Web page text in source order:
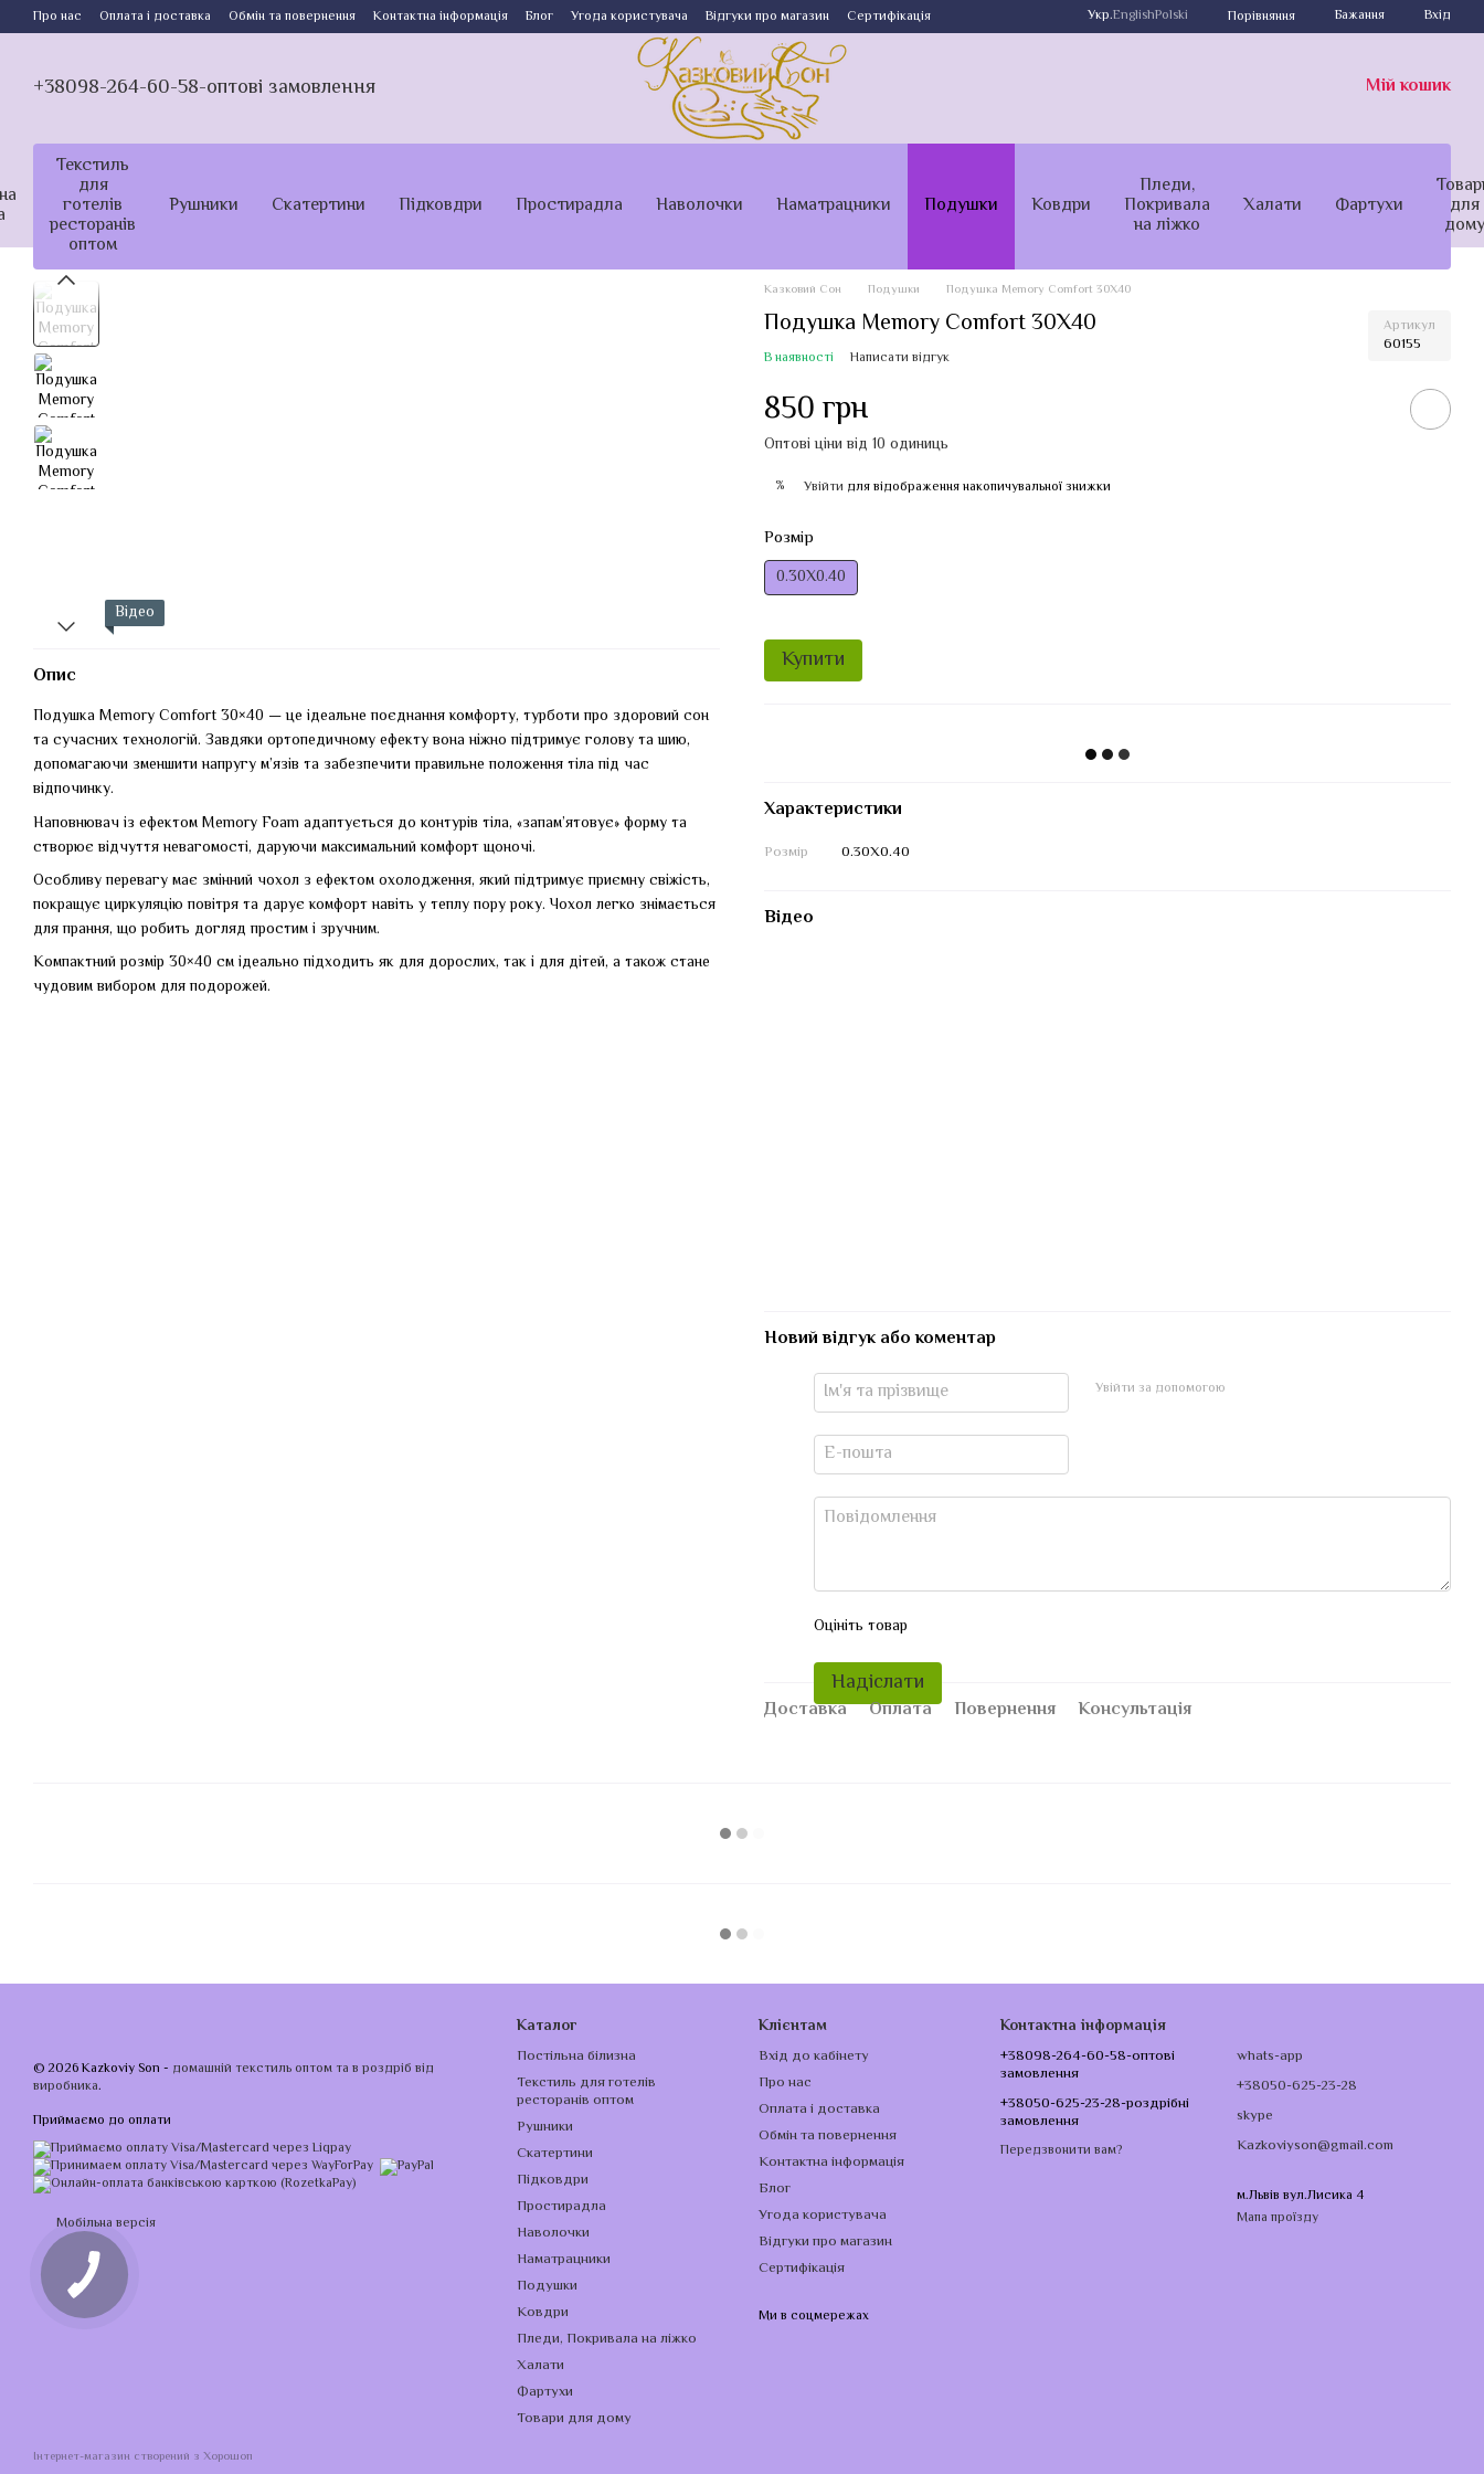
Перейти до основного контенту
Про нас Оплата і доставка Обмін та повернення Контактна інформація Блог Угода користувача Відгуки про магазин Сертифікація Укр.EnglishPolski Порівняння Бажання Вхід
+38098-264-60-58-оптові замовлення Мій кошик
Текстиль
для
готелів
ресторанів
оптом
Рушники Скатертини Підковдри Простирадла Наволочки Наматрацники Подушки Ковдри
Пледи,
Покривала
на ліжко
Халати Фартухи для
дому
Відео
Опис
Подушка Memory Comfort 30×40 — це ідеальне поєднання комфорту, турботи про здоровий сон
та сучасних технологій. Завдяки ортопедичному ефекту вона ніжно підтримує голову та шию,
допомагаючи зменшити напругу м’язів та забезпечити правильне положення тіла під час
відпочинку.
Наповнювач із ефектом Memory Foam адаптується до контурів тіла, «запам’ятовує» форму та
створює відчуття невагомості, даруючи максимальний комфорт щоночі.
Особливу перевагу має змінний чохол з ефектом охолодження, який підтримує приємну свіжість,
покращує циркуляцію повітря та дарує комфорт навіть у теплу пору року. Чохол легко знімається
для прання, що робить догляд простим і зручним.
Компактний розмір 30×40 см ідеально підходить як для дорослих, так і для дітей, а також стане
чудовим вибором для подорожей.
Казковий Сон Подушки Подушка Memory Comfort 30Х40
Подушка Memory Comfort 30Х40 Артикул
60155
В наявності Написати відгук
850 грн
Оптові ціни від 10 одиниць
% Увійти для відображення накопичувальної знижки
Розмір
0.30Х0.40
Купити
Характеристики
Розмір 0.30Х0.40
Відео
Новий відгук або коментар
Увійти за допомогою
Оцініть товар
Надіслати
Доставка Оплата Повернення Консультація
© 2026 Kazkoviy Son - домашній текстиль оптом та в роздріб від
виробника.
Приймаємо до оплати
Мобільна версія
Інтернет-магазин створений з Хорошоп
Каталог
Постільна білизна
Текстиль для готелів
ресторанів оптом
Рушники
Скатертини
Підковдри
Простирадла
Наволочки
Наматрацники
Подушки
Ковдри
Пледи, Покривала на ліжко
Халати
Фартухи
Товари для дому
Клієнтам
Вхід до кабінету
Про нас
Оплата і доставка
Обмін та повернення
Контактна інформація
Блог
Угода користувача
Відгуки про магазин
Сертифікація
Ми в соцмережах
Контактна інформація
+38098-264-60-58-оптові
замовлення
+38050-625-23-28-роздрібні
замовлення
Передзвонити вам?
whats-app
+38050-625-23-28
skype
Kazkoviyson@gmail.com
м.Львів вул.Лисика 4
Мапа проїзду